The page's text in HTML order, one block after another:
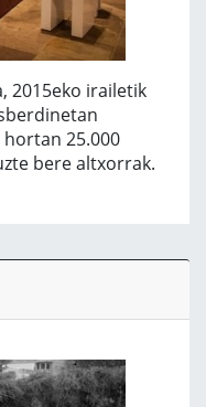
2015eko irailetik
hortan 25.000
bere altxorrak.